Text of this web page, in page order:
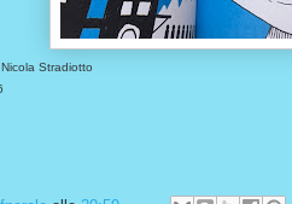
Stradiotto